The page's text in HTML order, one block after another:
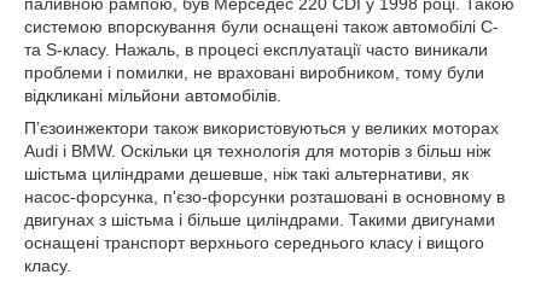
системою впорскування були оснащені також автомобілі C-
та S-класу. Нажаль, в процесі експлуатації часто виникали
проблеми і помилки, не враховані виробником, тому були
відкликані мільйони автомобілів.
Пʼєзоинжектори також використовуються у великих моторах
Audi і BMW. Оскільки ця технологія для моторів з більш ніж
шістьма циліндрами дешевше, ніж такі альтернативи, як
насос-форсунка, п'єзо-форсунки розташовані в основному в
двигунах з шістьма і більше циліндрами. Такими двигунами
оснащені транспорт верхнього середнього класу і вищого
класу.